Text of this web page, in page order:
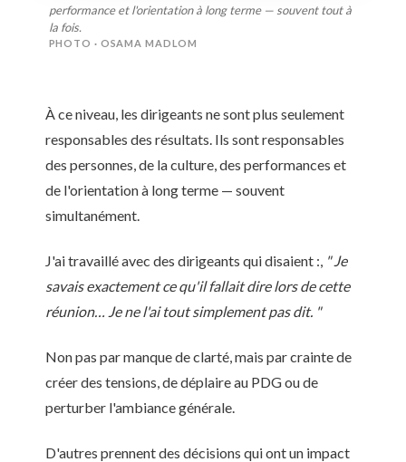
performance et l'orientation à long terme — souvent tout à
la fois.
PHOTO · OSAMA MADLOM
À ce niveau, les dirigeants ne sont plus seulement
responsables des résultats. Ils sont responsables
des personnes, de la culture, des performances et
de l'orientation à long terme — souvent
simultanément.
J'ai travaillé avec des dirigeants qui disaient :, " Je
savais exactement ce qu'il fallait dire lors de cette
réunion… Je ne l'ai tout simplement pas dit. "
Non pas par manque de clarté, mais par crainte de
créer des tensions, de déplaire au PDG ou de
perturber l'ambiance générale.
D'autres prennent des décisions qui ont un impact